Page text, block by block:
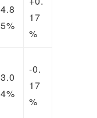
4.8
5%
17
%
3.0
4%
-0.
17
%